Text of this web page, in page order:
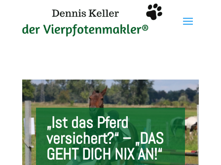
„Ist das Pferd
versichert?“ – „DAS
GEHT DICH NIX AN!“